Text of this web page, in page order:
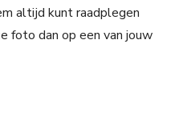
altijd kunt raadplegen
foto dan op een van jouw